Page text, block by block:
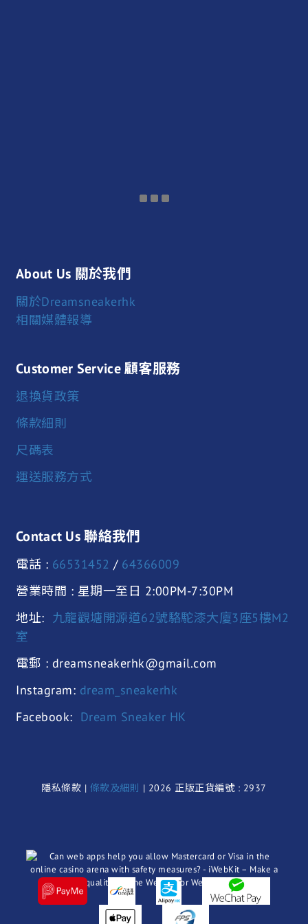
About Us 關於我們
關於Dreamsneakerhk
相關媒體報導
Customer Service 顧客服務
退換貨政策
條款細則
尺碼表
運送服務方式
Contact Us 聯絡我們
電話 : 66531452 / 64366009
營業時間 : 星期一至日 2:00PM-7:30PM
地址:
九龍觀塘開源道62號駱駝漆大廈3座5樓M2
室
電郵 : dreamsneakerhk@gmail.com
Instagram: dream_sneakerhk
Facebook: Dream Sneaker HK
隱私條款 | 條款及細則 | 2026 正版正貨編號 : 2937